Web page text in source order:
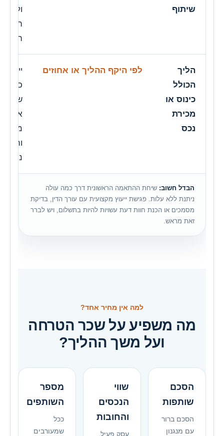
שיתוף
וליווי
הליך
הכולל
כינוס או
מכירת
נכס
לפי היקף ההליך או אחוזים
כונס,
מסים
הבדל חשוב: שיחת ההתאמה הראשונית דרך כמה עולה
ניתנת ללא עלות. פגישת ייעוץ מקצועית עם עורך הדין, בדיקת
מסמכים או הכנת חוות דעת עשויות להיות בתשלום, ויש לברר
זאת מראש.
למה אין מחיר אחד?
מה משפיע על שכר הטרחה
ועל משך ההליך?
הסכם
שותפות
הסכם ברור
עם מנגנון
שווי
הנכסים
והחובות
עסק פעיל,
מספר
השותפים
ככל
שמעורבים